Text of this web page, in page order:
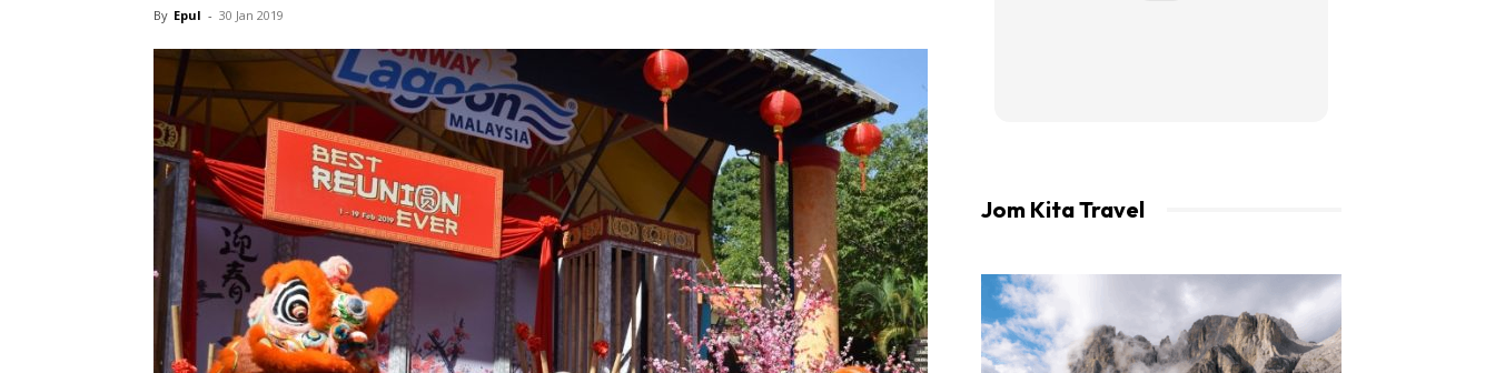
KLIK DI SEENI
By Epul - 30 Jan 2019
Jom Kita Travel